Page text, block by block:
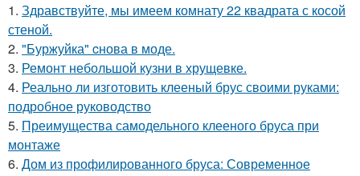
1. Здравствуйте, мы имеем комнату 22 квадрата с косой
стеной.
2. "Буржуйка" cнова в моде.
3. Ремонт небольшой кузни в хрущевке.
4. Реально ли изготовить клееный брус своими руками:
подробное руководство
5. Преимущества самодельного клееного бруса при
монтаже
6. Дом из профилированного бруса: Современное